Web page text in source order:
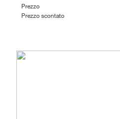
Prezzo
Prezzo scontato